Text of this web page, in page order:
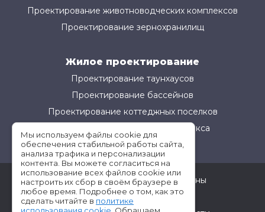
Проектирование животноводческих комплексов
Проектирование зернохранилищ
Жилое проектирование
Проектирование таунхаусов
Проектирование бассейнов
Проектирование коттеджных поселков
Проектирование жилого комплекса
©АМ-Проект все права защищены
Условия использования
Мы используем файлы cookie для
обеспечения стабильной работы сайта,
анализа трафика и персонализации
контента. Вы можете согласиться на
использование всех файлов cookie или
настроить их сбор в своём браузере в
любое время. Подробнее о том, как это
сделать читайте в политике